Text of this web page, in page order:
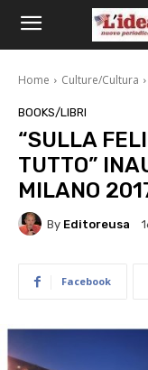
Home Culture/Cultura
BOOKS/LIBRI
“SULLA
TUTTO”
MILANO
By Editoreusa
Facebook